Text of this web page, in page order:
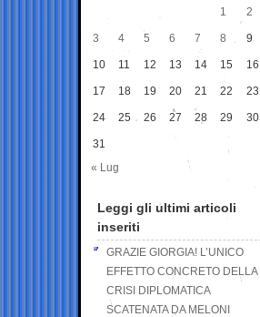
1
2
3 4 5 6 7 8 9
10 11 12 13 14 15 16
17 18 19 20 21 22 23
24 25 26 27 28 29 30
31
« Lug
Leggi gli ultimi articoli
inseriti
GRAZIE GIORGIA! L’UNICO
EFFETTO CONCRETO DELLA
CRISI DIPLOMATICA
SCATENATA DA MELONI